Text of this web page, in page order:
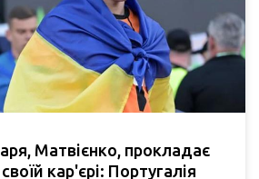
Матвієнко, прокладає
кар'єрі: Португалія